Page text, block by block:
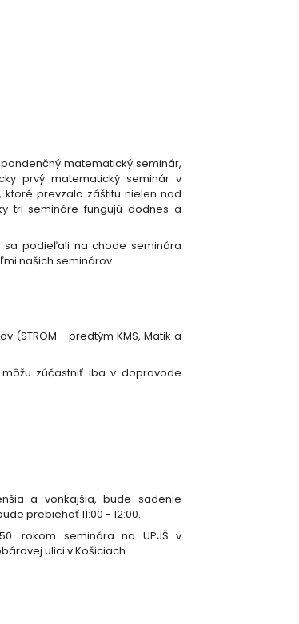
matematický seminár,
prvý matematický seminár v
ktoré prevzalo záštitu nielen nad
tri semináre fungujú dodnes a
sa podieľali na chode seminára
našich seminárov.
(STROM - predtým KMS, Matik a
zúčastniť iba v doprovode
a vonkajšia, bude sadenie
prebiehať 11:00 - 12:00.
rokom seminára na UPJŠ v
ulici v Košiciach.